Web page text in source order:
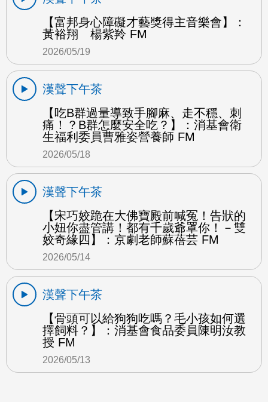
【富邦身心障礙才藝獎得主音樂會】：
黃裕翔 楊紫羚 FM
2026/05/19
漢聲下午茶
【吃B群過量導致手腳麻、走不穩、刺
痛！？B群怎麼安全吃？】：消基會衛
生福利委員曹雅姿營養師 FM
2026/05/18
漢聲下午茶
【宋巧姣跪在大佛寶殿前喊冤！告狀的
小妞你盡管講！都有千歲爺罩你！－雙
姣奇緣四】：京劇老師蘇蓓芸 FM
2026/05/14
漢聲下午茶
【骨頭可以給狗狗吃嗎？毛小孩如何選
擇飼料？】：消基會食品委員陳明汝教
授 FM
2026/05/13